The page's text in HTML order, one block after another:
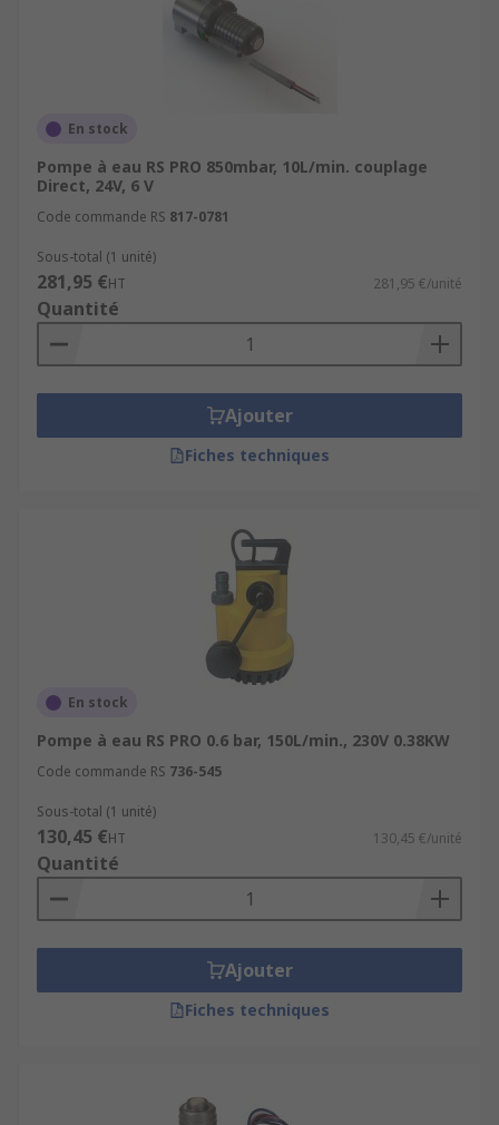
En stock
Pompe à eau RS PRO 850mbar, 10L/min. couplage
Direct, 24V, 6 V
Code commande RS 817-0781
Sous-total (1 unité)
281,95 €HT 281,95 €/unité
Quantité
Ajouter
Fiches techniques
En stock
Pompe à eau RS PRO 0.6 bar, 150L/min., 230V 0.38KW
Code commande RS 736-545
Sous-total (1 unité)
130,45 €HT 130,45 €/unité
Quantité
Ajouter
Fiches techniques